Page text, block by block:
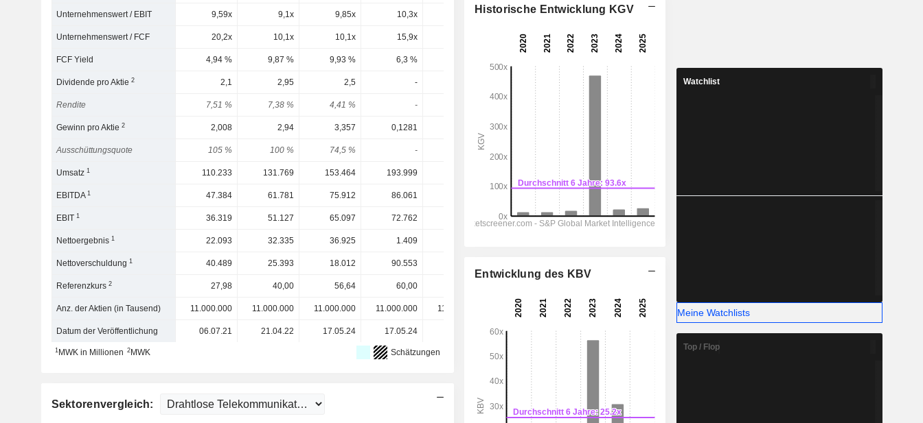
Unternehmenswert / EBIT 9,59x 9,1x 9,85x 10,3x 11,9x 11,6x
Unternehmenswert / FCF 20,2x 10,1x 10,1x 15,9x 13,5x
FCF Yield 4,94 % 9,87 % 9,93 % 6,3 %
Dividende pro Aktie2 2,1 2,95 2,5 - 3,5
Rendite 7,51 % 7,38 % 4,41 % - 2,9 %
Gewinn pro Aktie2 2,008 2,94 3,357 0,1281 4,659
Ausschüttungsquote 105 % 100 % 74,5 % - 51,5 % 75,1 %
Umsatz1 110.233 131.769 153.464 193.999 363.101
EBITDA1 47.384 61.781 75.912 86.061 142.655
EBIT1 36.319 51.127 65.097 72.762 122.946
Nettoergebnis1 22.093 32.335 36.925 1.409
Nettoverschuldung1 40.489 25.393 18.012 90.553
Referenzkurs2 27,98 40,00 56,64 60,00
Anz. der Aktien (in Tausend) 11.000.000 11.000.000 11.000.000 11.000.000 11.000.000 11.000.000
Datum der Veröffentlichung 06.07.21 21.04.22 17.05.24 17.05.24 24.04.26
1MWK in Millionen 2MWK Schätzungen
Sektorenvergleich:
Historische Entwicklung KGV
Entwicklung des KBV
Watchlist
Meine Watchlists
Top / Flop